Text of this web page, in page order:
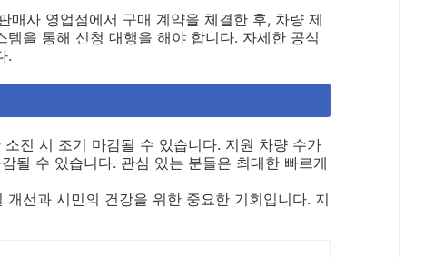
매사 영업점에서 구매 계약을 체결한 후, 차량 제
을 통해 신청 대행을 해야 합니다. 자세한 공식
.
진 시 조기 마감될 수 있습니다. 지원 차량 수가
될 수 있습니다. 관심 있는 분들은 최대한 빠르게
선과 시민의 건강을 위한 중요한 기회입니다. 지